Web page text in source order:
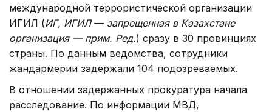
международной террористической организации
ИГИЛ (ИГ, ИГИЛ— запрещенная в Казахстане
организация — прим. Ред.) сразу в 30 провинциях
страны. По данным ведомства, сотрудники
жандармерии задержали 104 подозреваемых.
В отношении задержанных прокуратура начала
расследование. По информации МВД,